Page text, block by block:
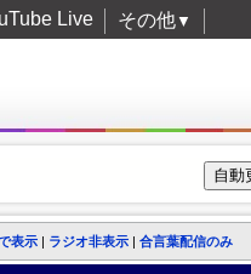
Live その他▼
表示 | ラジオ非表示 | 合言葉配信のみ